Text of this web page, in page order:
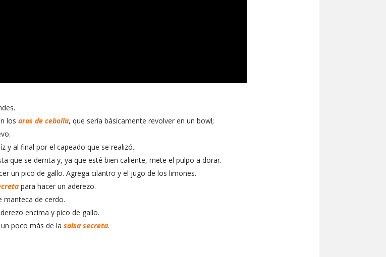
los aros de cebolla, que sería básicamente revolver en un bowl;
y al final por el capeado que se realizó.
que se derrita y, ya que esté bien caliente, mete el pulpo a dorar.
un pico de gallo. Agrega cilantro y el jugo de los limones.
para hacer un aderezo.
manteca de cerdo.
encima y pico de gallo.
poco más de la salsa secreta.